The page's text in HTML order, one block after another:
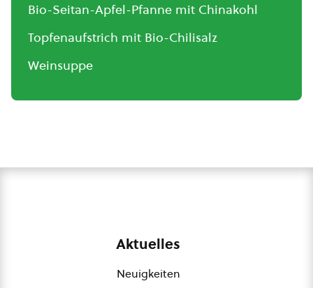
Bio-Seitan-Apfel-Pfanne mit Chinakohl
Topfenaufstrich mit Bio-Chilisalz
Weinsuppe
Aktuelles
Neuigkeiten